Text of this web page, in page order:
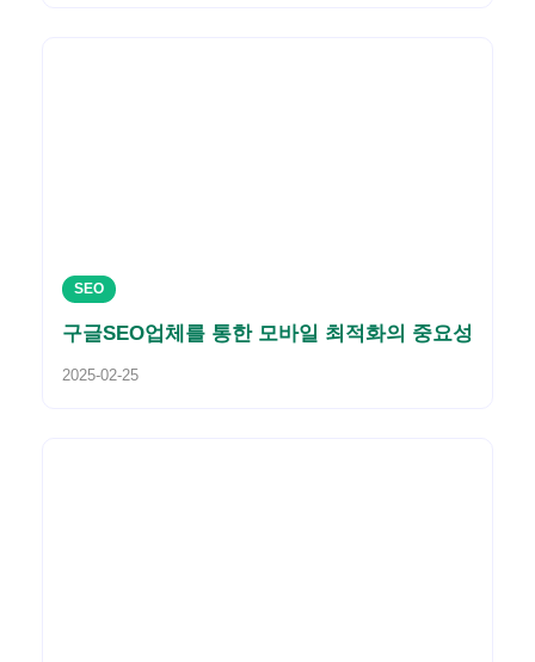
SEO
구글SEO업체를 통한 모바일 최적화의 중요성
2025-02-25